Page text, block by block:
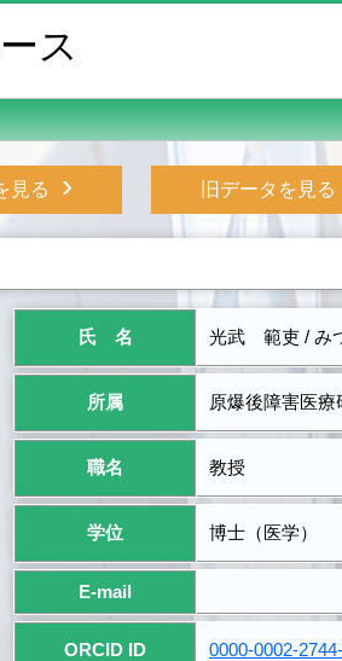
ス
見る › 旧データを見る
氏 名 光武 範吏 / み
所属 原爆後障害医療
職名 教授
学位 博士（医学）
E-mail
ORCID ID 0000-0002-